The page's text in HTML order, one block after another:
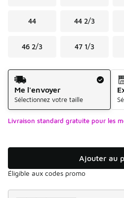
44 44 2/3
46 2/3 47 1/3
Mode d'expédition
Me l'envoyer
Sélectionnez votre taille
Livraison standard gratuite pour les
Ajouter au
Éligible aux codes promo